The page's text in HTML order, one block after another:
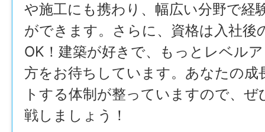
や施工にも携わり、幅広い分野で経
ができます。さらに、資格は入社後
OK！建築が好きで、もっとレベル
方をお待ちしています。あなたの成
トする体制が整っていますので、ぜ
戦しましょう！